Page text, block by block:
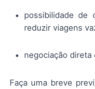
possibilidade de
reduzir viagens
negociação direta
Faça uma breve